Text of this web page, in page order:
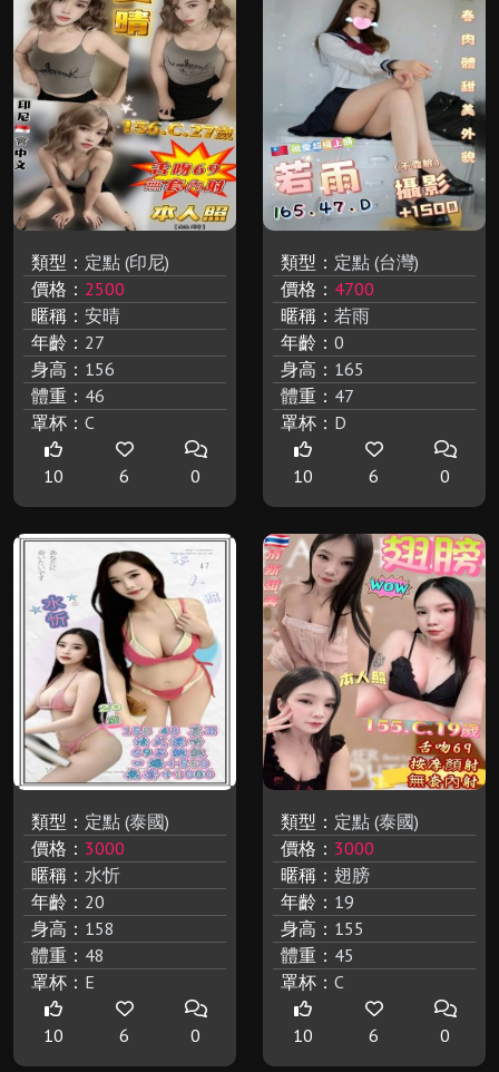
類型： 定點 (印尼)
價格： 2500
暱稱： 安晴
年齡： 27
身高： 156
體重： 46
罩杯： C
10 6 0
類型： 定點 (台灣)
價格： 4700
暱稱： 若雨
年齡： 0
身高： 165
體重： 47
罩杯： D
10 6 0
類型： 定點 (泰國)
價格： 3000
暱稱： 水忻
年齡： 20
身高： 158
體重： 48
罩杯： E
10 6 0
類型： 定點 (泰國)
價格： 3000
暱稱： 翅膀
年齡： 19
身高： 155
體重： 45
罩杯： C
10 6 0